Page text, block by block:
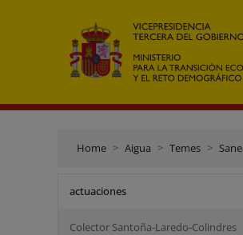
Home Aigua Temes
actuaciones
Colector Santoña-Laredo-Colindres